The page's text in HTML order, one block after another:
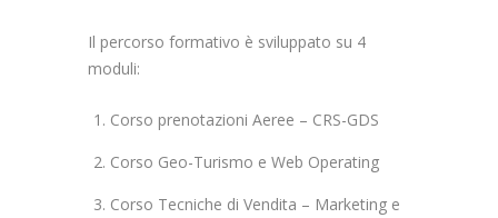
Il percorso formativo è sviluppato su 4
moduli:
Corso prenotazioni Aeree – CRS-GDS
Corso Geo-Turismo e Web Operating
Corso Tecniche di Vendita – Marketing e